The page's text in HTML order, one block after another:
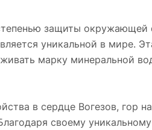
защиты
уникальной в мире.
марку минеральной
в сердце Вогезов, гор
своему